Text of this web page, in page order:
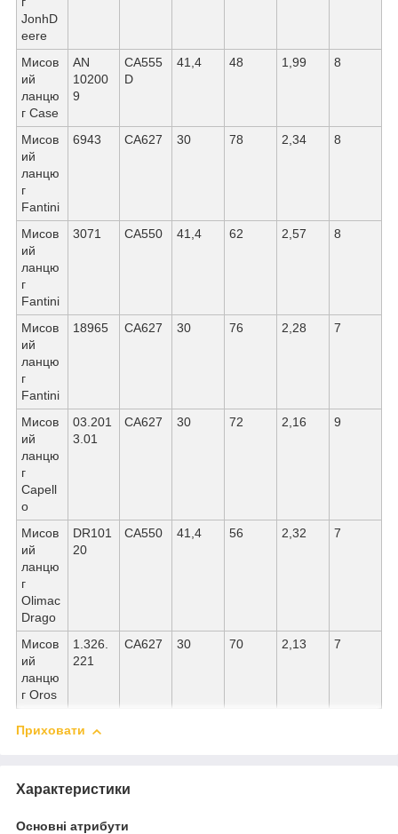
JonhD
eere
Мисов
ий
ланцю
г Саѕе
AN
10200
9
CА555
D
41,4 48 1,99 8
Мисов
ий
ланцю
г
Fantini
6943 СА627 30 78 2,34 8
Мисов
ий
ланцю
г
Fantini
3071 СА550 41,4 62 2,57 8
Мисов
ий
ланцю
г
Fantini
18965 СА627 30 76 2,28 7
Мисов
ий
ланцю
г
Capell
o
03.201
3.01
СА627 30 72 2,16 9
Мисов
ий
ланцю
г
Olimac
Drago
DR101
20
СА550 41,4 56 2,32 7
Мисов
ий
ланцю
г Oros
1.326.
221
СА627 30 70 2,13 7
Приховати
Характеристики
Основні атрибути